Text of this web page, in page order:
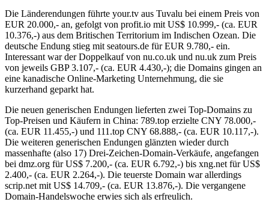
Die Länderendungen führte your.tv aus Tuvalu bei einem Preis von
EUR 20.000,- an, gefolgt von profit.io mit US$ 10.999,- (ca. EUR
10.376,-) aus dem Britischen Territorium im Indischen Ozean. Die
deutsche Endung stieg mit seatours.de für EUR 9.780,- ein.
Interessant war der Doppelkauf von nu.co.uk und nu.uk zum Preis
von jeweils GBP 3.107,- (ca. EUR 4.430,-); die Domains gingen an
eine kanadische Online-Marketing Unternehmung, die sie
kurzerhand geparkt hat.
Die neuen generischen Endungen lieferten zwei Top-Domains zu
Top-Preisen und Käufern in China: 789.top erzielte CNY 78.000,-
(ca. EUR 11.455,-) und 111.top CNY 68.888,- (ca. EUR 10.117,-).
Die weiteren generischen Endungen glänzten wieder durch
massenhafte (also 17) Drei-Zeichen-Domain-Verkäufe, angefangen
bei dmz.org für US$ 7.200,- (ca. EUR 6.792,-) bis xng.net für US$
2.400,- (ca. EUR 2.264,-). Die teuerste Domain war allerdings
scrip.net mit US$ 14.709,- (ca. EUR 13.876,-). Die vergangene
Domain-Handelswoche erwies sich als erfreulich.